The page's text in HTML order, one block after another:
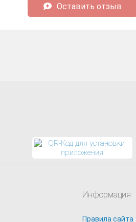
Оставить отзыв
Информация
Правила сайта